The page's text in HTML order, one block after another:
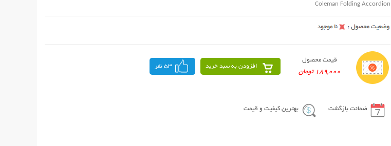
Coleman Folding Accordion
قیمت محصول
189,000 تومان
افزودن به سبد خرید 53 نفر
ضمانت بازگشت بهترین کیفیت و قیمت